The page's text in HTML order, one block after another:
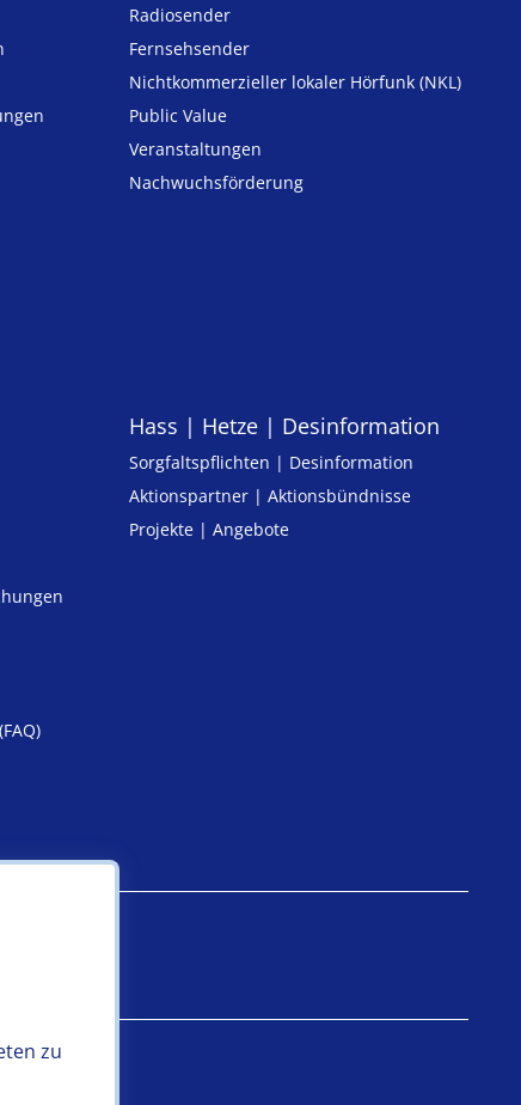
Radiosender
Fernsehsender
Nicht­kommer­zieller lo­ka­ler Hör­funk (NKL)
Public Value
Veranstaltungen
Nachwuchsförderung
Hass | Hetze | Desinformation
Sorgfaltspflichten | Desinformation
Aktionspartner | Aktionsbündnisse
Projekte | Angebote
zu